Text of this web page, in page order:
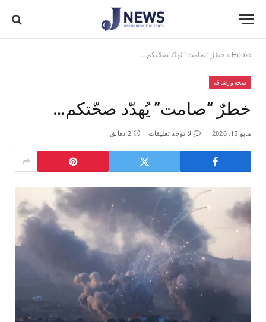
Home
» خطرٌ “صامت” يُهدّد صحّتكم…
صحة ورشاقة
خطرٌ “صامت” يُهدّد صحّتكم…
مايو 15, 2026 لا توجد تعليقات 2 دقائق